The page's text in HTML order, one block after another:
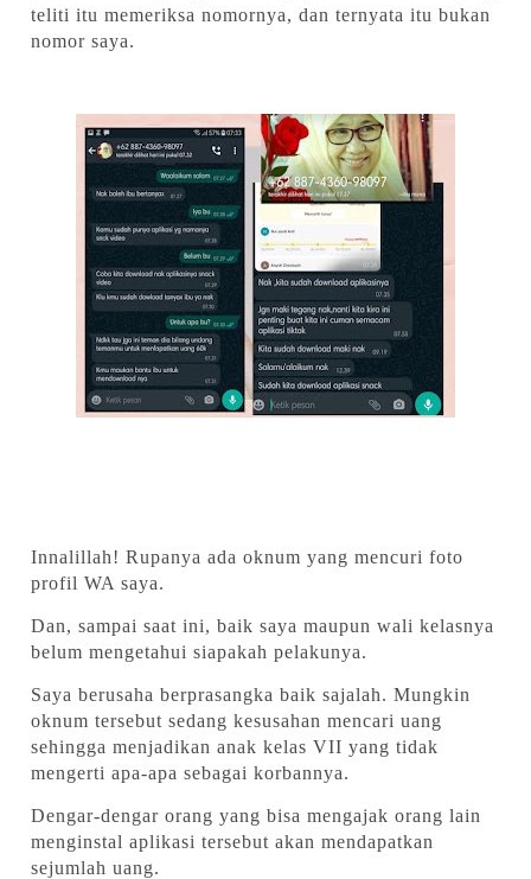
teliti itu memeriksa nomornya, dan ternyata itu bukan
nomor saya.
Innalillah! Rupanya ada oknum yang mencuri foto
profil WA saya.
Dan, sampai saat ini, baik saya maupun wali kelasnya
belum mengetahui siapakah pelakunya.
Saya berusaha berprasangka baik sajalah. Mungkin
oknum tersebut sedang kesusahan mencari uang
sehingga menjadikan anak kelas VII yang tidak
mengerti apa-apa sebagai korbannya.
Dengar-dengar orang yang bisa mengajak orang lain
menginstal aplikasi tersebut akan mendapatkan
sejumlah uang.